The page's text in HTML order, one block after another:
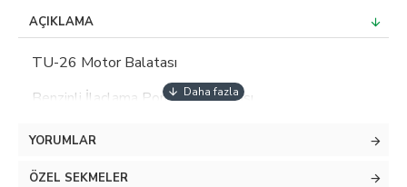
AÇIKLAMA
TU-26 Motor Balatası
Benzinli İlaçlama Pompası Balatası
100g ağırlığında 1.kalite üründür.
YORUMLAR
ÖZEL SEKMELER